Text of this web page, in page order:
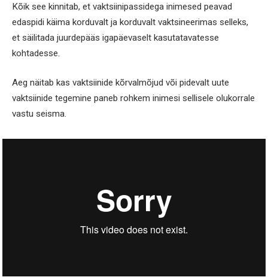
Kõik see kinnitab, et vaktsiinipassidega inimesed peavad
edaspidi käima korduvalt ja korduvalt vaktsineerimas selleks,
et säilitada juurdepääs igapäevaselt kasutatavatesse
kohtadesse.
Aeg näitab kas vaktsiinide kõrvalmõjud või pidevalt uute
vaktsiinide tegemine paneb rohkem inimesi sellisele olukorrale
vastu seisma.